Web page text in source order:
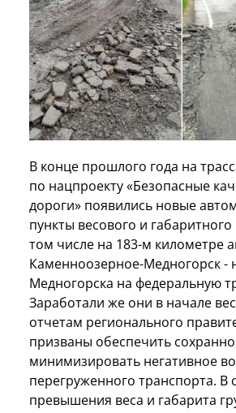
В конце прошлого года на
по нацпроекту «Безопасные
дороги» появились новые
пункты весового и
том числе на 183-м километре
Каменноозерное-Медногорск -
Медногорска на федеральную
Заработали же они в начале
отчетам регионального
призваны обеспечить
минимизировать негативное
перегруженного транспорта. В
превышения веса и габарита